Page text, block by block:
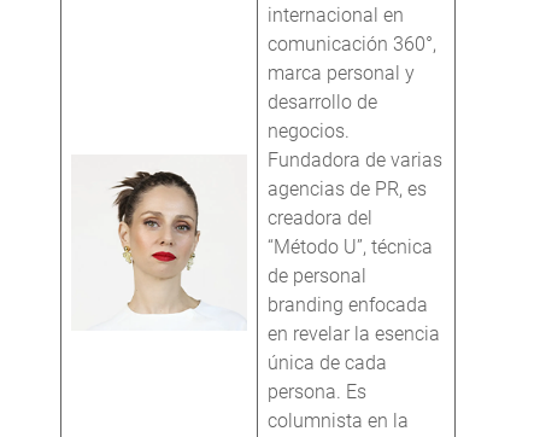
internacional en
comunicación 360°,
marca personal y
desarrollo de
negocios.
Fundadora de varias
agencias de PR, es
creadora del
“Método U”, técnica
de personal
branding enfocada
en revelar la esencia
única de cada
persona. Es
columnista en la